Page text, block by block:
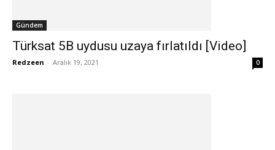
Gündem
Türksat 5B uydusu uzaya fırlatıldı [Video]
Redzeen - Aralık 19, 2021 0